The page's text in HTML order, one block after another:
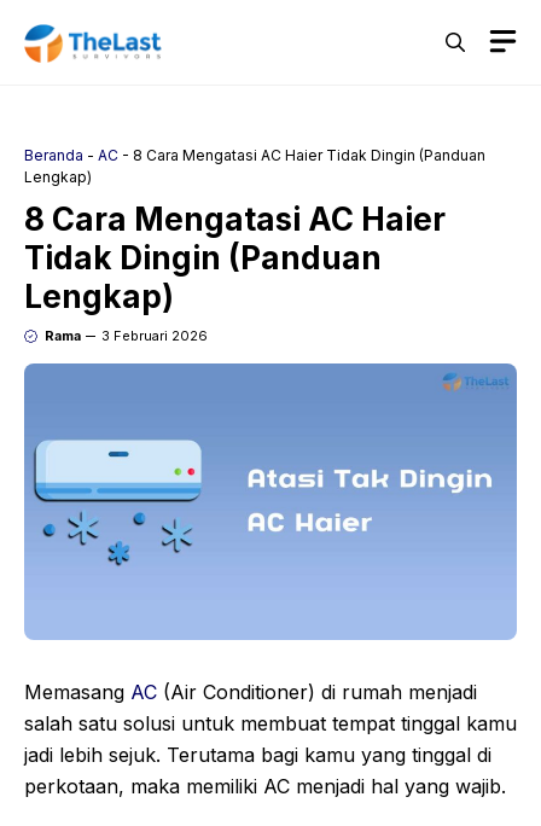
Beranda - AC - 8 Cara Mengatasi AC Haier Tidak Dingin (Panduan
Lengkap)
8 Cara Mengatasi AC Haier
Tidak Dingin (Panduan
Lengkap)
Rama 3 Februari 2026
Memasang AC (Air Conditioner) di rumah menjadi
salah satu solusi untuk membuat tempat tinggal kamu
jadi lebih sejuk. Terutama bagi kamu yang tinggal di
perkotaan, maka memiliki AC menjadi hal yang wajib.